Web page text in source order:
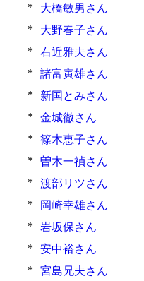
*
大橋敏男さん
*
大野春子さん
*
右近雅夫さん
*
諸富寅雄さん
*
新国とみさん
*
金城徹さん
*
篠木恵子さん
*
曽木一禎さん
*
渡部リツさん
*
岡崎幸雄さん
*
岩坂保さん
*
安中裕さん
*
宮島兄夫さん